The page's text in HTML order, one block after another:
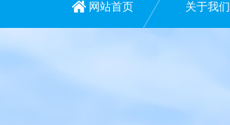
网站首页 关于我们